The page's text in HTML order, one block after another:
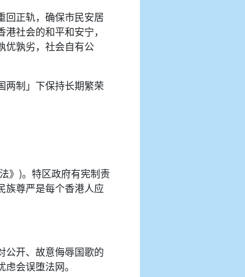
回正轨，确保市民安居
社会的和平和安宁，
优孰劣，社会自有公
两制」下保持长期繁荣
》)。特区政府有宪制责
族尊严是每个香港人应
公开、故意侮辱国歌的
会误堕法网。